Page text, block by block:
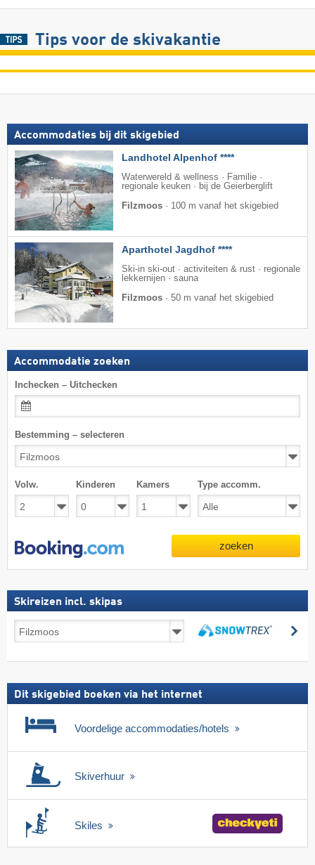
Tips voor de skivakantie
Accommodaties bij dit skigebied
Landhotel Alpenhof ****
Waterwereld & wellness · Familie ·
regionale keuken · bij de Geierberglift
Filzmoos · 100 m vanaf het skigebied
Aparthotel Jagdhof ****
Ski-in ski-out · activiteiten & rust · regionale
lekkernijen · sauna
Filzmoos · 50 m vanaf het skigebied
Accommodatie zoeken
Inchecken – Uitchecken
Bestemming – selecteren
Volw. Kinderen Kamers Type accomm.
zoeken
Skireizen incl. skipas
Skireizen
incl.
Dit skigebied boeken via het internet
Voordelige accommodaties/hotels
Skiverhuur
Skiles